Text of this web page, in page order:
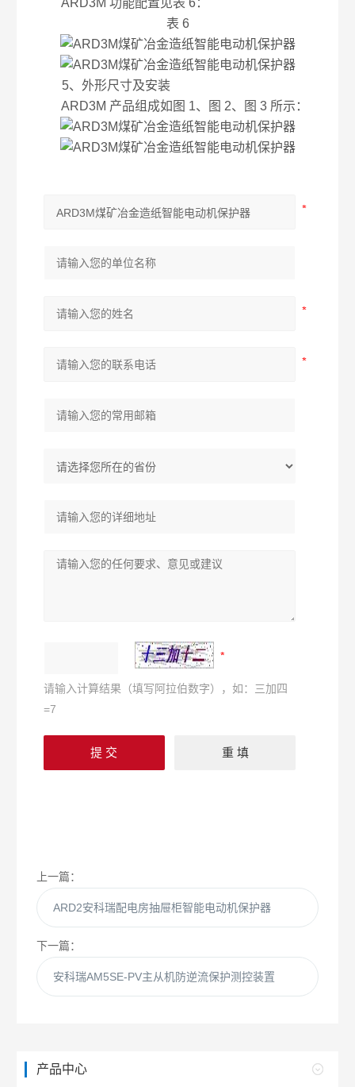
ARD3M 功能配置见表 6：
表 6
5、外形尺寸及安装
ARD3M 产品组成如图 1、图 2、图 3 所示：
请输入计算结果（填写阿拉伯数字），如：三加四
=7
上一篇：
ARD2安科瑞配电房抽屉柜智能电动机保护器
下一篇：
安科瑞AM5SE-PV主从机防逆流保护测控装置
产品中心